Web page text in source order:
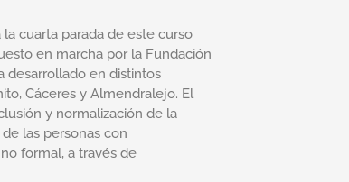
la cuarta parada de este curso
en marcha por la Fundación
desarrollado en distintos
Cáceres y Almendralejo. El
y normalización de la
las personas con
formal, a través de